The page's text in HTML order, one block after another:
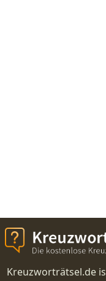
Kreuzworträtsel.de